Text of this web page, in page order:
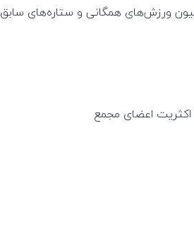
ورزش‌های همگانی و ستاره‌های سابق
اعضای مجمع